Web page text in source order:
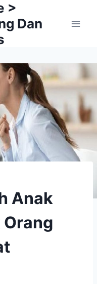
>
Dan
Anak